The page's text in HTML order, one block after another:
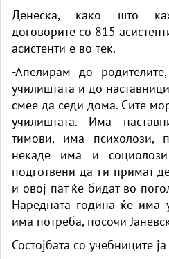
Денеска, како што
договорите со 815
асистенти е во тек.
-Апелирам до
училиштата и до
смее да седи дома. Сите
училиштата. Има
тимови, има психолози,
некаде има и
подготвени да ги примат
и овој пат ќе бидат во
Наредната година ќе има
има потреба, посочи
Состојбата со учебниците